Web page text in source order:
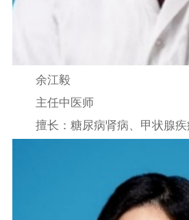
余江毅
主任中医师
擅长：糖尿病肾病、甲状腺